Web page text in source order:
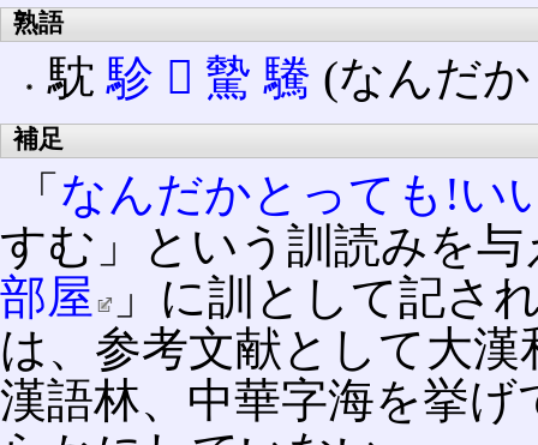
熟語
馾駗 𩤠 驇 驣 (なんだ
補足
「 なんだかとっても!い
すむ」という訓読みを
部屋
」に訓として記さ
は、参考文献として大
漢語林、中華字海を挙